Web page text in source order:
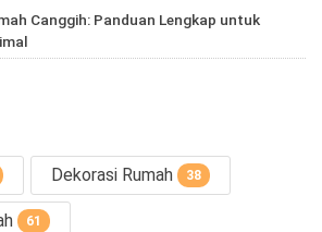
Canggih: Panduan Lengkap untuk
Dekorasi Rumah 38
61